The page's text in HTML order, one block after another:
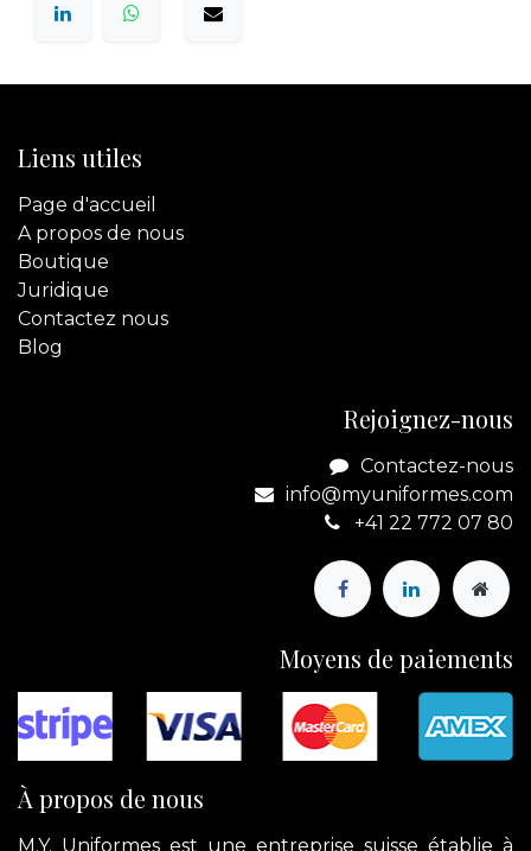
Liens utiles
Page d'accueil
A propos de nous
Boutique
Juridique
Contactez nous
Blog
Rejoignez-nous
Contactez-nous
info@myuniformes.com
+41 22 772 07 80
Moyens de paiements
À propos de nous
M.Y. Uniformes est une entreprise suisse établie à